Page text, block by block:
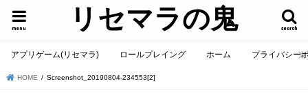
リセマラの鬼 search
menu
アプリゲーム(リセマラ) ロールプレイング ホーム プライバシー
HOME Screenshot_20190804-234553[2]